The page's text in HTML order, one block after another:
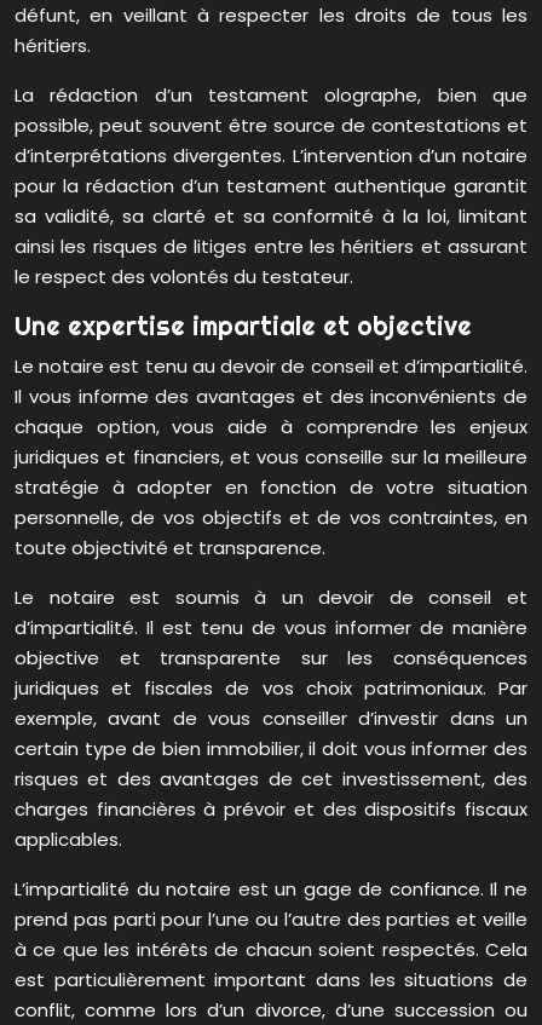
défunt, en veillant à respecter les droits de tous les
héritiers.
La rédaction d’un testament olographe, bien que
possible, peut souvent être source de contestations et
d’interprétations divergentes. L’intervention d’un notaire
pour la rédaction d’un testament authentique garantit
sa validité, sa clarté et sa conformité à la loi, limitant
ainsi les risques de litiges entre les héritiers et assurant
le respect des volontés du testateur.
Une expertise impartiale et objective
Le notaire est tenu au devoir de conseil et d’impartialité.
Il vous informe des avantages et des inconvénients de
chaque option, vous aide à comprendre les enjeux
juridiques et financiers, et vous conseille sur la meilleure
stratégie à adopter en fonction de votre situation
personnelle, de vos objectifs et de vos contraintes, en
toute objectivité et transparence.
Le notaire est soumis à un devoir de conseil et
d’impartialité. Il est tenu de vous informer de manière
objective et transparente sur les conséquences
juridiques et fiscales de vos choix patrimoniaux. Par
exemple, avant de vous conseiller d’investir dans un
certain type de bien immobilier, il doit vous informer des
risques et des avantages de cet investissement, des
charges financières à prévoir et des dispositifs fiscaux
applicables.
L’impartialité du notaire est un gage de confiance. Il ne
prend pas parti pour l’une ou l’autre des parties et veille
à ce que les intérêts de chacun soient respectés. Cela
est particulièrement important dans les situations de
conflit, comme lors d’un divorce, d’une succession ou